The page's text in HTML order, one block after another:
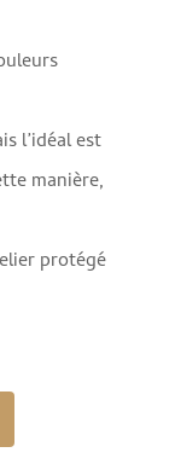
l’idéal est
manière,
protégé